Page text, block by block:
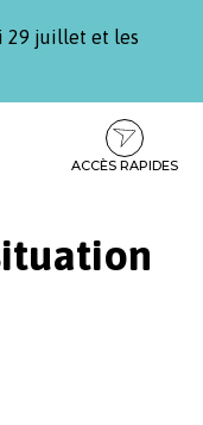
29 juillet et les
ACCÈS RAPIDES